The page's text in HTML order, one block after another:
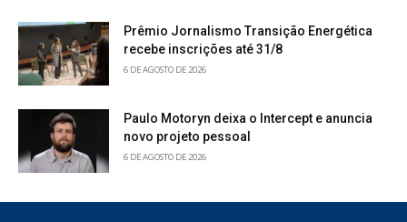
Prêmio Jornalismo Transição Energética
recebe inscrições até 31/8
6 DE AGOSTO DE 2026
Paulo Motoryn deixa o Intercept e anuncia
novo projeto pessoal
6 DE AGOSTO DE 2026